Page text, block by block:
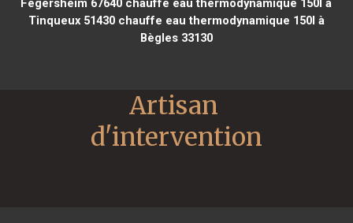
Tinqueux 51430chauffe eau thermodynamique 150l à
Bègles 33130
Artisan
d'intervention